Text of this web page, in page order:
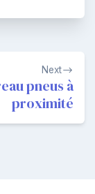
Next
pneus à
proximité